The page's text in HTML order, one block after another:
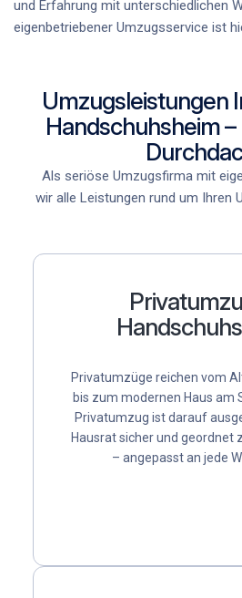
und Erfahrung mit unterschiedlichen
eigenbetriebener Umzugsservice ist
Umzugsleistungen
Handschuhsheim
Als seriöse Umzugsfirma mit
wir alle Leistungen rund um Ihren
Privatumzüge reichen vom
bis zum modernen Haus am
Privatumzug ist darauf
Hausrat sicher und geordnet
– angepasst an jede